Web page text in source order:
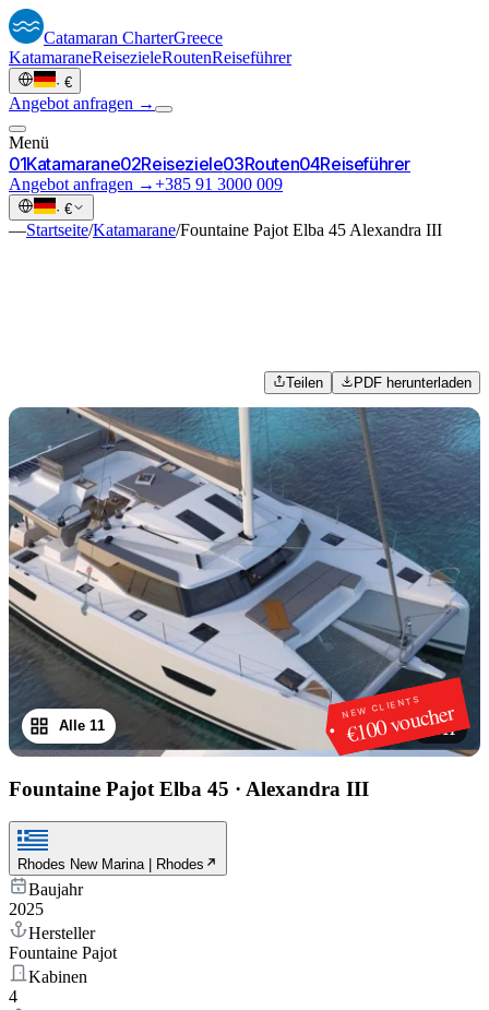
Catamaran CharterGreece
KatamaraneReisezieleRoutenReiseführer
· €
Angebot anfragen →
Menü
01Katamarane02Reiseziele03Routen04Reiseführer
Angebot anfragen →+385 91 3000 009
· €
—Startseite/Katamarane/Fountaine Pajot Elba 45 Alexandra III
Teilen PDF herunterladen
NEW CLIENTS
€100 voucher
1/11
Alle 11
Fountaine Pajot Elba 45 · Alexandra III
Rhodes New Marina | Rhodes
Baujahr
2025
Hersteller
Fountaine Pajot
Kabinen
4